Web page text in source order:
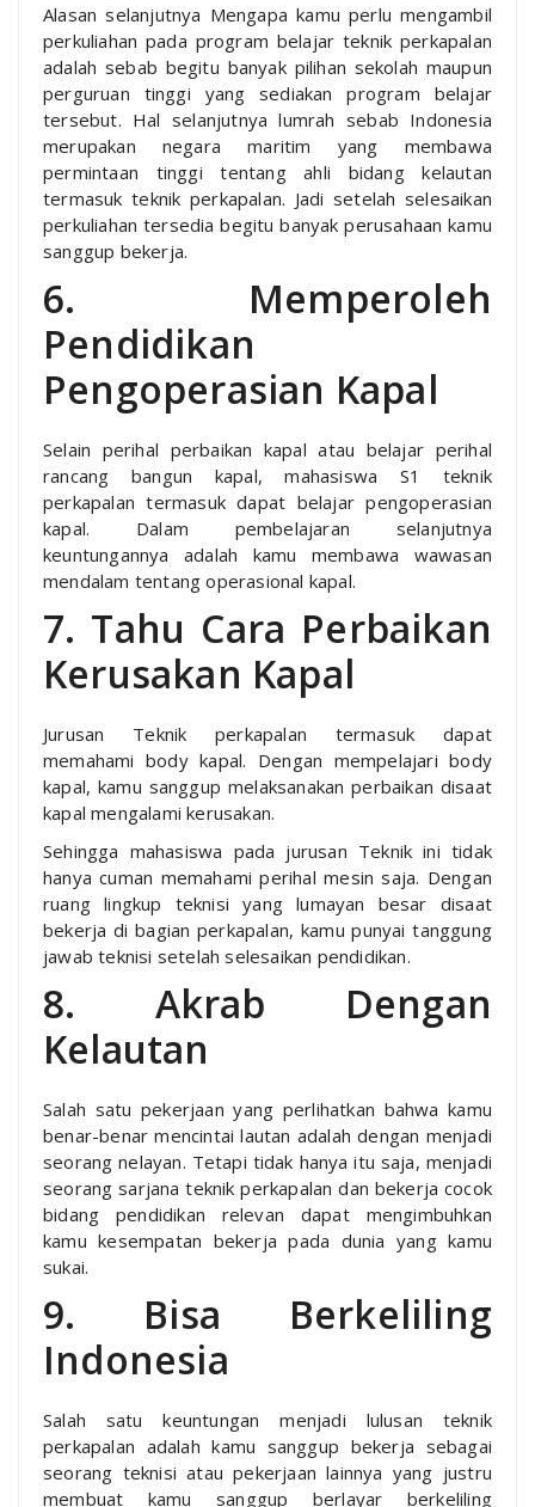
Alasan selanjutnya Mengapa kamu perlu mengambil
perkuliahan pada program belajar teknik perkapalan
adalah sebab begitu banyak pilihan sekolah maupun
perguruan tinggi yang sediakan program belajar
tersebut. Hal selanjutnya lumrah sebab Indonesia
merupakan negara maritim yang membawa
permintaan tinggi tentang ahli bidang kelautan
termasuk teknik perkapalan. Jadi setelah selesaikan
perkuliahan tersedia begitu banyak perusahaan kamu
sanggup bekerja.
6. Memperoleh
Pendidikan
Pengoperasian Kapal
Selain perihal perbaikan kapal atau belajar perihal
rancang bangun kapal, mahasiswa S1 teknik
perkapalan termasuk dapat belajar pengoperasian
kapal. Dalam pembelajaran selanjutnya
keuntungannya adalah kamu membawa wawasan
mendalam tentang operasional kapal.
7. Tahu Cara Perbaikan
Kerusakan Kapal
Jurusan Teknik perkapalan termasuk dapat
memahami body kapal. Dengan mempelajari body
kapal, kamu sanggup melaksanakan perbaikan disaat
kapal mengalami kerusakan.
Sehingga mahasiswa pada jurusan Teknik ini tidak
hanya cuman memahami perihal mesin saja. Dengan
ruang lingkup teknisi yang lumayan besar disaat
bekerja di bagian perkapalan, kamu punyai tanggung
jawab teknisi setelah selesaikan pendidikan.
8. Akrab Dengan
Kelautan
Salah satu pekerjaan yang perlihatkan bahwa kamu
benar-benar mencintai lautan adalah dengan menjadi
seorang nelayan. Tetapi tidak hanya itu saja, menjadi
seorang sarjana teknik perkapalan dan bekerja cocok
bidang pendidikan relevan dapat mengimbuhkan
kamu kesempatan bekerja pada dunia yang kamu
sukai.
9. Bisa Berkeliling
Indonesia
Salah satu keuntungan menjadi lulusan teknik
perkapalan adalah kamu sanggup bekerja sebagai
seorang teknisi atau pekerjaan lainnya yang justru
membuat kamu sanggup berlayar berkeliling